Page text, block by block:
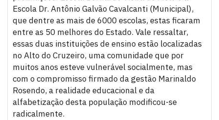
Escola Dr. Antônio Galvão Cavalcanti (Municipal),
que dentre as mais de 6000 escolas, estas ficaram
entre as 50 melhores do Estado. Vale ressaltar,
essas duas instituições de ensino estão localizadas
no Alto do Cruzeiro, uma comunidade que por
muitos anos esteve vulnerável socialmente, mas
com o compromisso firmado da gestão Marinaldo
Rosendo, a realidade educacional e da
alfabetização desta população modificou-se
radicalmente.